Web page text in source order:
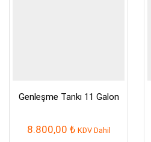
Genleşme Tankı 11 Galon
8.800,00 ₺ KDV Dahil